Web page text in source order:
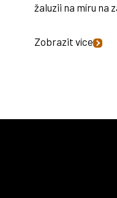
žaluzii na míru na
Zobrazit více